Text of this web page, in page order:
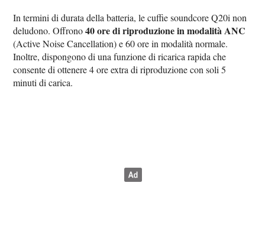
In termini di durata della batteria, le cuffie soundcore Q20i non
deludono. Offrono40 ore di riproduzione in modalità ANC
(Active Noise Cancellation) e 60 ore in modalità normale.
Inoltre, dispongono di una funzione di ricarica rapida che
consente di ottenere 4 ore extra di riproduzione con soli 5
minuti di carica.